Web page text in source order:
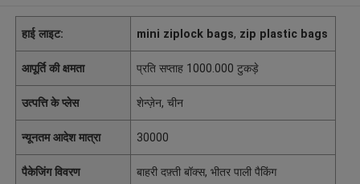
हाई लाइट: mini ziplock bags, zip plastic bags
आपूर्ति की क्षमता प्रति सप्ताह 1000.000 टुकड़े
उत्पत्ति के प्लेस शेन्ज़ेन, चीन
न्यूनतम आदेश मात्रा 30000
पैकेजिंग विवरण बाहरी दफ़्ती बॉक्स, भीतर पाली पैकिंग